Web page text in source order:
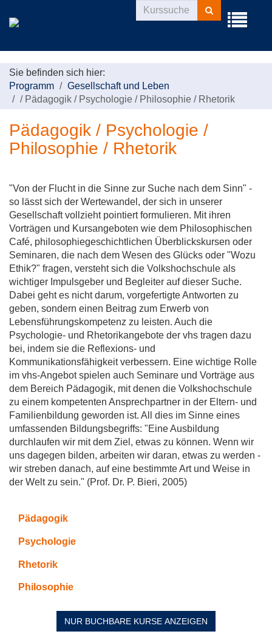
Menü
Kurse
suchen
Sie befinden sich hier:
Programm
Gesellschaft und Leben
/ Pädagogik / Psychologie / Philosophie / Rhetorik
Pädagogik / Psychologie /
Philosophie / Rhetorik
"Von der Flucht in die Sinne zur Suche nach dem Sinn" -
so lässt sich der Wertewandel, der sich in unserer
Gesellschaft vollzieht pointiert formulieren. Mit ihren
Vorträgen und Kursangeboten wie dem Philosophischen
Café, philosophiegeschichtlichen Überblickskursen oder
Seminaren, die nach dem Wesen des Glücks oder "Wozu
Ethik?" fragen, versteht sich die Volkshochschule als
wichtiger Impulsgeber und Begleiter auf dieser Suche.
Dabei geht es nicht darum, vorgefertigte Antworten zu
geben, sondern einen Beitrag zum Erwerb von
Lebensführungskompetenz zu leisten. Auch die
Psychologie- und Rhetorikangebote der vhs tragen dazu
bei, indem sie die Reflexions- und
Kommunikationsfähigkeit verbessern. Eine wichtige Rolle
im vhs-Angebot spielen auch Seminare und Vorträge aus
dem Bereich Pädagogik, mit denen die Volkshochschule
zu einem kompetenten Ansprechpartner in der Eltern- und
Familienbildung geworden ist. All dies im Sinne eines
umfassenden Bildungsbegriffs: "Eine Ausbildung
durchlaufen wir mit dem Ziel, etwas zu können. Wenn wir
uns dagegen bilden, arbeiten wir daran, etwas zu werden -
wir streben danach, auf eine bestimmte Art und Weise in
der Welt zu sein." (Prof. Dr. P. Bieri, 2005)
Pädagogik
Psychologie
Rhetorik
Philosophie
NUR BUCHBARE KURSE ANZEIGEN